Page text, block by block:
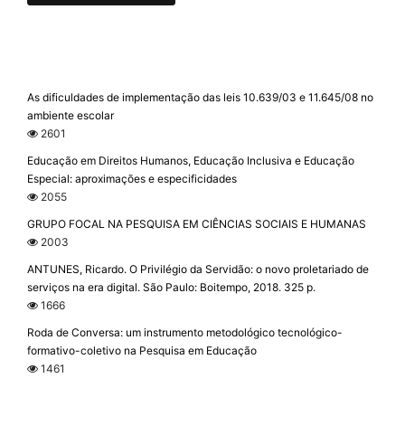
As dificuldades de implementação das leis 10.639/03 e 11.645/08 no
ambiente escolar
2601
Educação em Direitos Humanos, Educação Inclusiva e Educação
Especial: aproximações e especificidades
2055
GRUPO FOCAL NA PESQUISA EM CIÊNCIAS SOCIAIS E HUMANAS
2003
ANTUNES, Ricardo. O Privilégio da Servidão: o novo proletariado de
serviços na era digital. São Paulo: Boitempo, 2018. 325 p.
1666
Roda de Conversa: um instrumento metodológico tecnológico-
formativo-coletivo na Pesquisa em Educação
1461